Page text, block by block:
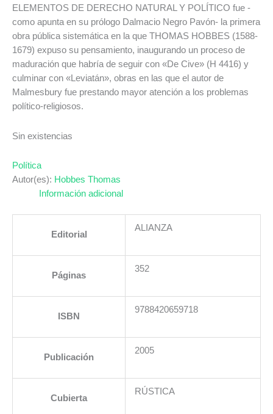
ELEMENTOS DE DERECHO NATURAL Y POLÍTICO fue -
como apunta en su prólogo Dalmacio Negro Pavón- la primera
obra pública sistemática en la que THOMAS HOBBES (1588-
1679) expuso su pensamiento, inaugurando un proceso de
maduración que habría de seguir con «De Cive» (H 4416) y
culminar con «Leviatán», obras en las que el autor de
Malmesbury fue prestando mayor atención a los problemas
político-religiosos.
Sin existencias
Política
Autor(es): Hobbes Thomas
Información adicional
Editorial
ALIANZA
Páginas
352
ISBN
9788420659718
Publicación
2005
Cubierta
RÚSTICA